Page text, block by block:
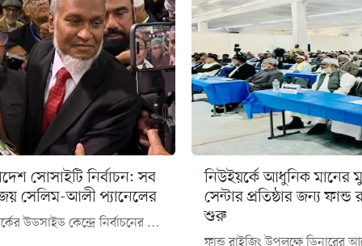
সোসাইটি নির্বাচন: সব
সেলিম-আলী প্যানেলের
নিউইয়র্কের উডসাইড কেন্দ্রে নির্বাচনের প্রাথমিক ফল ঘোষণা করেন প্রধান নির্বাচন কমিশনার জামাল আহমেদ জনি
নিউইয়র্কে আধুনিক মানের
সেন্টার প্রতিষ্ঠার জন্য ফান্ড
শুরু